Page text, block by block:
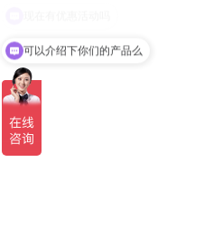
可以介绍下你们的产品么